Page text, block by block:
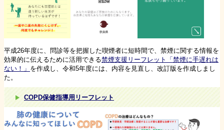
平成26年度に、問診等を把握した喫煙者に短時間で、禁煙に関する情報を
効果的に伝えるために活用できる禁煙支援リーフレット「禁煙に手遅れは
ない！」 を作成し、令和5年度には、内容を見直し、改訂版を作成しまし
た。
COPD保健指導用リーフレット